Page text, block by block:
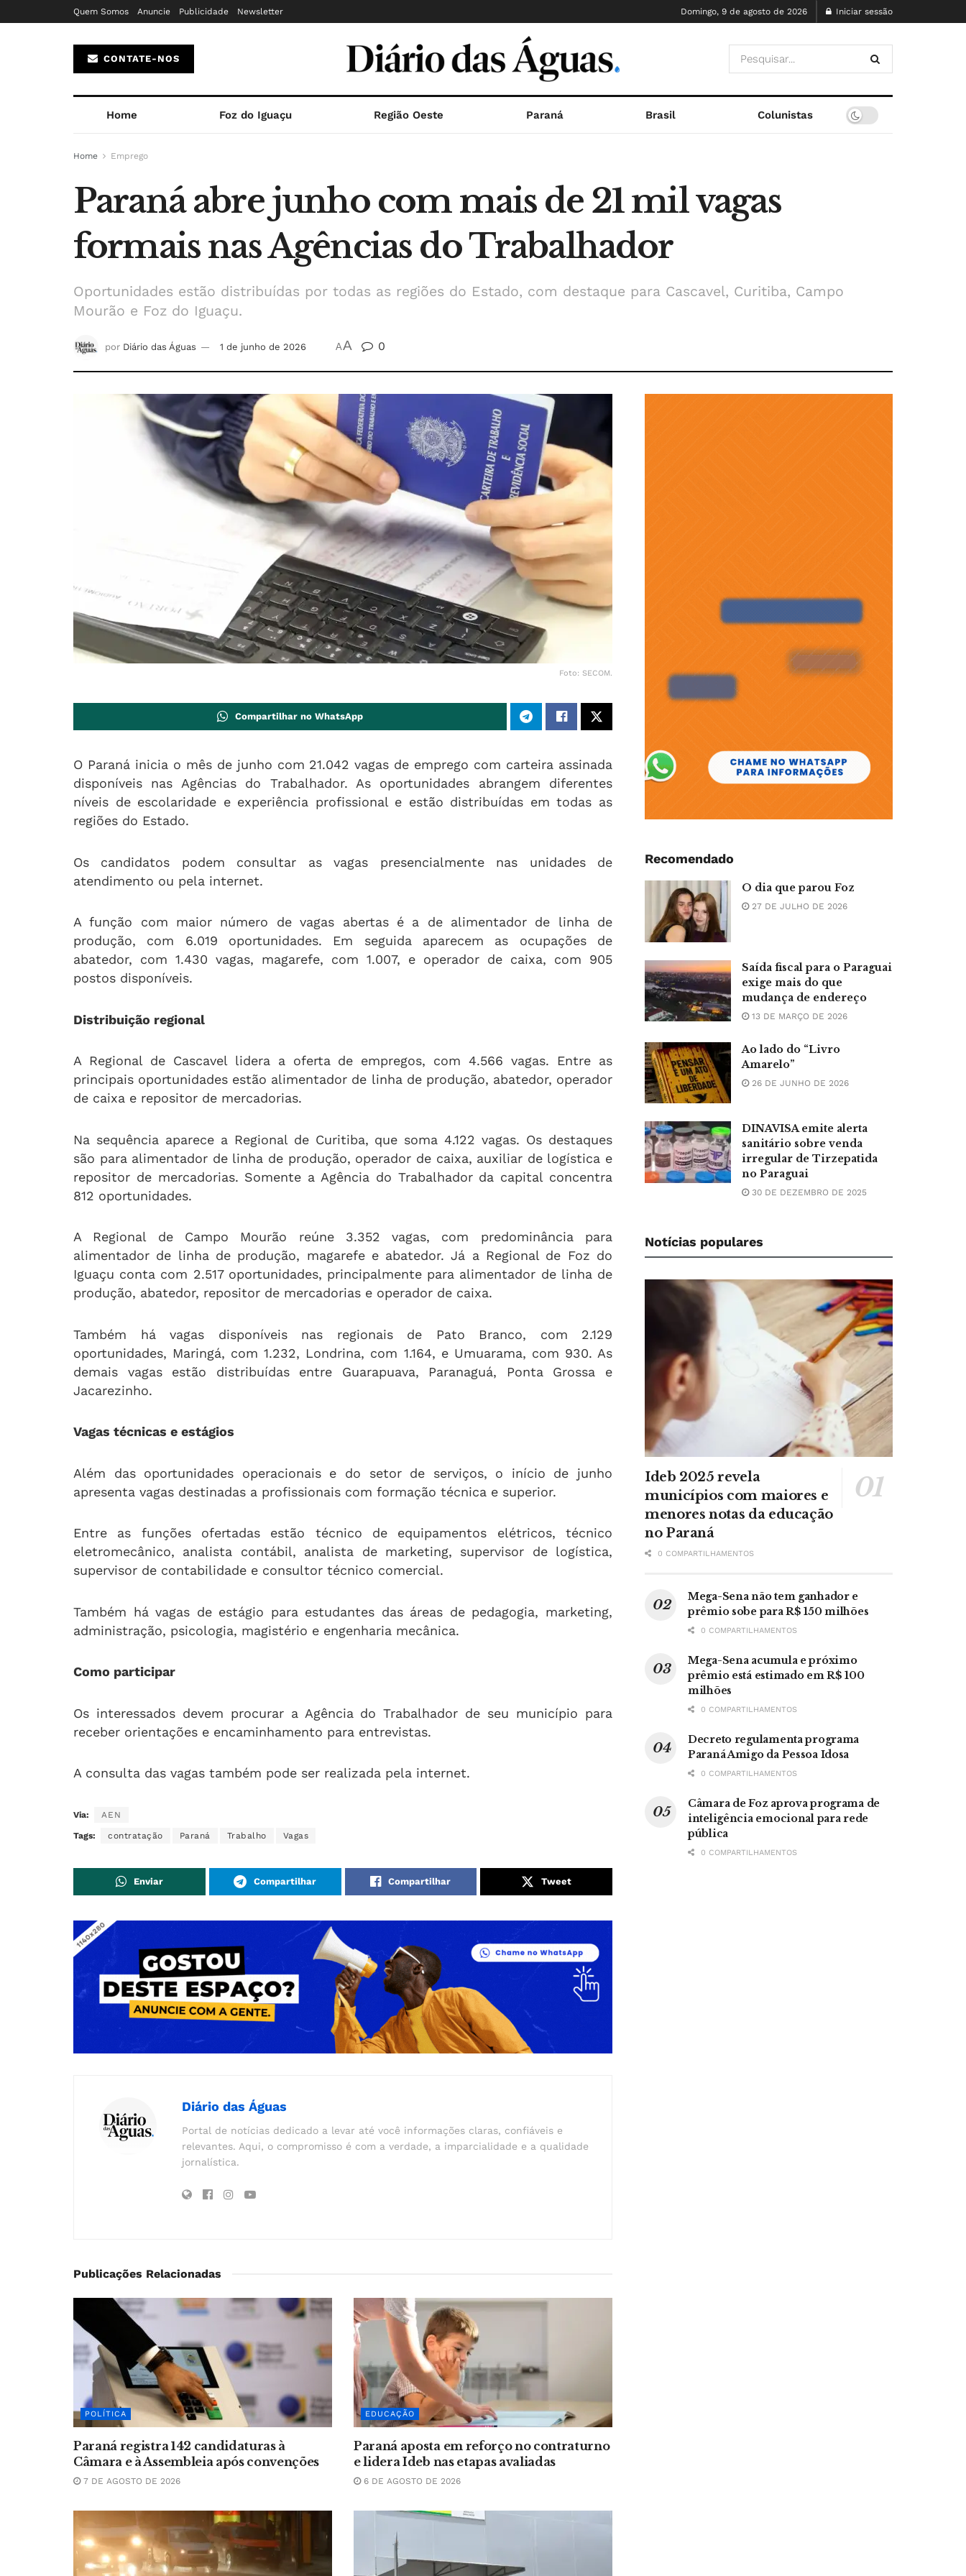
Quem Somos Anuncie Publicidade Newsletter Domingo, 9 de agosto de 2026 Iniciar sessão
CONTATE-NOS
Home Foz do Iguaçu Região Oeste Paraná Brasil Colunistas
Home Emprego
Paraná abre junho com mais de 21 mil vagas
formais nas Agências do Trabalhador
Oportunidades estão distribuídas por todas as regiões do Estado, com destaque para Cascavel, Curitiba, Campo
Mourão e Foz do Iguaçu.
por Diário das Águas 1 de junho de 2026 AA 0
Foto: SECOM.
Compartilhar no WhatsApp
O Paraná inicia o mês de junho com 21.042 vagas de emprego com carteira assinada
disponíveis nas Agências do Trabalhador. As oportunidades abrangem diferentes
níveis de escolaridade e experiência profissional e estão distribuídas em todas as
regiões do Estado.
Os candidatos podem consultar as vagas presencialmente nas unidades de
atendimento ou pela internet.
A função com maior número de vagas abertas é a de alimentador de linha de
produção, com 6.019 oportunidades. Em seguida aparecem as ocupações de
abatedor, com 1.430 vagas, magarefe, com 1.007, e operador de caixa, com 905
postos disponíveis.
Distribuição regional
A Regional de Cascavel lidera a oferta de empregos, com 4.566 vagas. Entre as
principais oportunidades estão alimentador de linha de produção, abatedor, operador
de caixa e repositor de mercadorias.
Na sequência aparece a Regional de Curitiba, que soma 4.122 vagas. Os destaques
são para alimentador de linha de produção, operador de caixa, auxiliar de logística e
repositor de mercadorias. Somente a Agência do Trabalhador da capital concentra
812 oportunidades.
A Regional de Campo Mourão reúne 3.352 vagas, com predominância para
alimentador de linha de produção, magarefe e abatedor. Já a Regional de Foz do
Iguaçu conta com 2.517 oportunidades, principalmente para alimentador de linha de
produção, abatedor, repositor de mercadorias e operador de caixa.
Também há vagas disponíveis nas regionais de Pato Branco, com 2.129
oportunidades, Maringá, com 1.232, Londrina, com 1.164, e Umuarama, com 930. As
demais vagas estão distribuídas entre Guarapuava, Paranaguá, Ponta Grossa e
Jacarezinho.
Vagas técnicas e estágios
Além das oportunidades operacionais e do setor de serviços, o início de junho
apresenta vagas destinadas a profissionais com formação técnica e superior.
Entre as funções ofertadas estão técnico de equipamentos elétricos, técnico
eletromecânico, analista contábil, analista de marketing, supervisor de logística,
supervisor de contabilidade e consultor técnico comercial.
Também há vagas de estágio para estudantes das áreas de pedagogia, marketing,
administração, psicologia, magistério e engenharia mecânica.
Como participar
Os interessados devem procurar a Agência do Trabalhador de seu município para
receber orientações e encaminhamento para entrevistas.
A consulta das vagas também pode ser realizada pela internet.
Via: AEN
Tags: contratação Paraná Trabalho Vagas
Enviar Compartilhar Compartilhar Tweet
Diário das Águas
Portal de notícias dedicado a levar até você informações claras, confiáveis e
relevantes. Aqui, o compromisso é com a verdade, a imparcialidade e a qualidade
jornalística.
Publicações Relacionadas
POLÍTICA
Paraná registra 142 candidaturas à
Câmara e à Assembleia após convenções
7 DE AGOSTO DE 2026
EDUCAÇÃO
Paraná aposta em reforço no contraturno
e lidera Ideb nas etapas avaliadas
6 DE AGOSTO DE 2026
Recomendado
O dia que parou Foz
27 DE JULHO DE 2026
Saída fiscal para o Paraguai
exige mais do que
mudança de endereço
13 DE MARÇO DE 2026
Ao lado do “Livro
Amarelo”
26 DE JUNHO DE 2026
DINAVISA emite alerta
sanitário sobre venda
irregular de Tirzepatida
no Paraguai
30 DE DEZEMBRO DE 2025
Notícias populares
Ideb 2025 revela
municípios com maiores e
menores notas da educação
no Paraná
0 COMPARTILHAMENTOS
Mega-Sena não tem ganhador e
prêmio sobe para R$ 150 milhões
0 COMPARTILHAMENTOS
Mega-Sena acumula e próximo
prêmio está estimado em R$ 100
milhões
0 COMPARTILHAMENTOS
Decreto regulamenta programa
Paraná Amigo da Pessoa Idosa
0 COMPARTILHAMENTOS
Câmara de Foz aprova programa de
inteligência emocional para rede
pública
0 COMPARTILHAMENTOS